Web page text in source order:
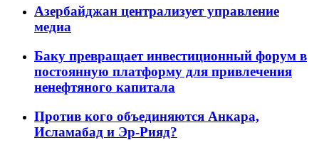
Азербайджан централизует управление
медиа
Баку превращает инвестиционный форум в
постоянную платформу для привлечения
ненефтяного капитала
Против кого объединяются Анкара,
Исламабад и Эр-Рияд?